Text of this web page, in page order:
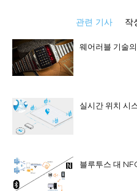
관련 기사 작
웨어러블 기술
실시간 위치 시
블루투스 대